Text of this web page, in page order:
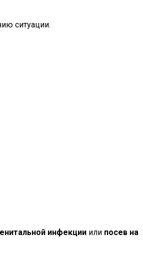
ситуации.
инфекции или посев на